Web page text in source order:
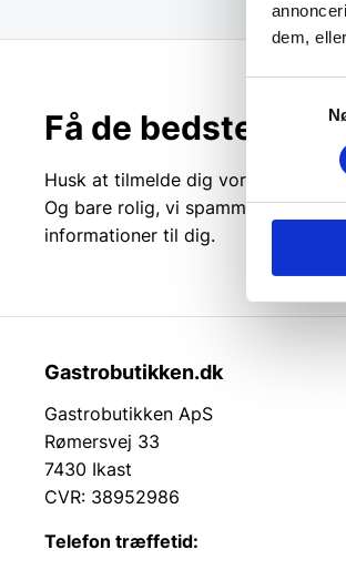
dem,
Få de bedste
Husk at tilmelde dig vores
Og bare rolig, vi spammer dig
informationer til dig.
Gastrobutikken.dk
Gastrobutikken ApS
Rømersvej 33
7430 Ikast
CVR: 38952986
Telefon træffetid: